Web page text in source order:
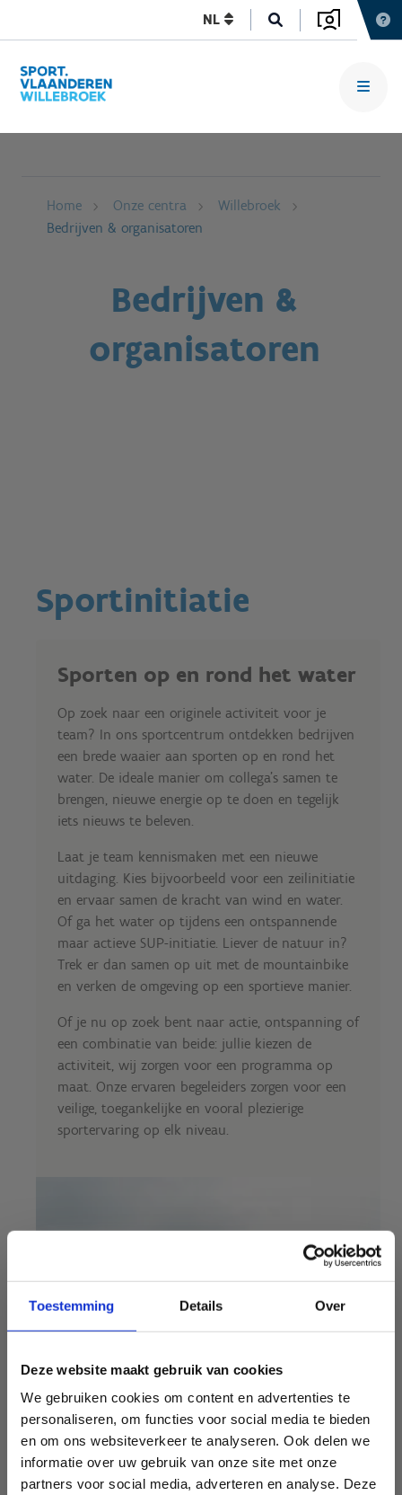
Toestemming Details Over
Deze website maakt gebruik van cookies
We gebruiken cookies om content en advertenties te
personaliseren, om functies voor social media te bieden
en om ons websiteverkeer te analyseren. Ook delen we
informatie over uw gebruik van onze site met onze
partners voor social media, adverteren en analyse. Deze
NL
Home Onze centra
Willebroek
Bedrijven & organisatoren
Bedrijven &
organisatoren
Sportinitiatie
Sporten op en rond het water
Op zoek naar een originele activiteit voor je
team? In ons sportcentrum ontdekken bedrijven
een brede waaier aan sporten op en rond het
water. De ideale manier om collega’s samen te
brengen, nieuwe energie op te doen en tegelijk
iets nieuws te beleven.
Laat je team kennismaken met een nieuwe
uitdaging. Kies bijvoorbeeld voor een zeilinitiatie
en ervaar samen de kracht van wind en water.
Of ga het water op tijdens een ontspannende
maar actieve SUP-initiatie. Liever de natuur in?
Trek er dan samen op uit met de mountainbike
en verken de omgeving op een sportieve manier.
Of je nu op zoek bent naar actie, ontspanning of
een combinatie van beide: jullie kiezen de
activiteit, wij zorgen voor een programma op
maat. Onze ervaren begeleiders zorgen voor een
veilige, toegankelijke en vooral plezierige
sportervaring op elk niveau.